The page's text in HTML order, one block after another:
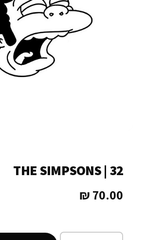
THE SIMPSONS | 32
70.00
₪